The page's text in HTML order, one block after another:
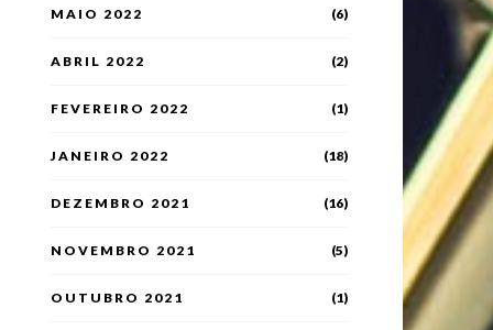
MAIO 2022 (6)
ABRIL 2022 (2)
FEVEREIRO 2022 (1)
JANEIRO 2022 (18)
DEZEMBRO 2021 (16)
NOVEMBRO 2021 (5)
OUTUBRO 2021 (1)